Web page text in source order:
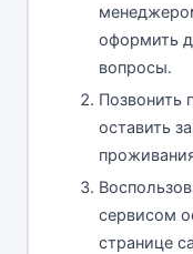
оформить
вопросы.
Позвонить
оставить
сервисом
странице